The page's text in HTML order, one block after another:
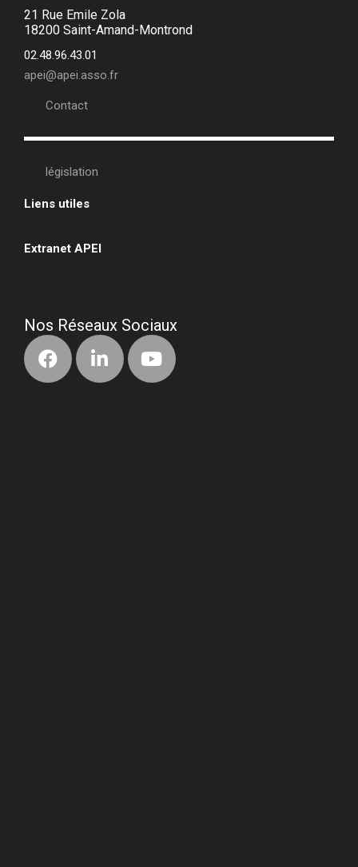
21 Rue Emile Zola
18200 Saint-Amand-Montrond
02.48.96.43.01
apei@apei.asso.fr
Contact
législation
Liens utiles
Extranet APEI
Nos Réseaux Sociaux